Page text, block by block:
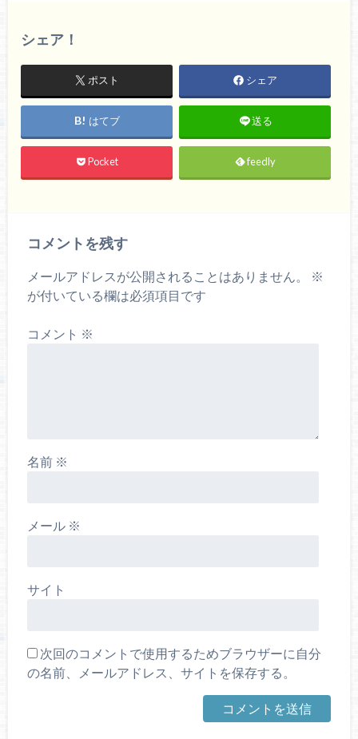
シェア！
ポスト シェア
はてブ 送る
Pocket feedly
コメントを残す
メールアドレスが公開されることはありません。
※
が付いている欄は必須項目です
コメント ※
名前 ※
メール ※
サイト
次回のコメントで使用するためブラウザーに自分
の名前、メールアドレス、サイトを保存する。